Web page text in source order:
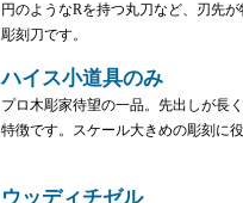
円のようなRを持つ丸刀など、刃先
彫刻刀です。
ハイス小道具のみ
プロ木彫家待望の一品。先出しが長
特徴です。スケール大きめの彫刻に役
ウッディチゼル